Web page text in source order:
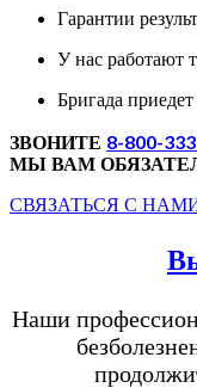
Гарантии
У нас работают
Бригада
ЗВОНИТЕ 8-800-
МЫ ВАМ
СВЯЗАТЬСЯ С
Наши